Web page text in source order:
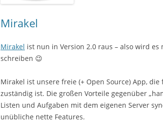
Mirakel
Mirakel ist nun in Version 2.0 raus – also wird
schreiben 😉
Mirakel ist unsere freie (+ Open Source) App,
zuständig ist. Die großen Vorteile gegenüber
Listen und Aufgaben mit dem eigenen Server
unübliche nette Features.